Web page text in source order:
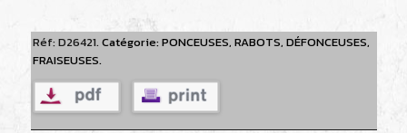
Réf: D26421. Catégorie:PONCEUSES, RABOTS, DÉFONCEUSES,
FRAISEUSES.